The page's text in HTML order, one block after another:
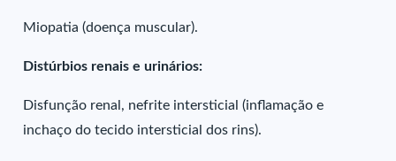
Miopatia (doença muscular).
Distúrbios renais e urinários:
Disfunção renal, nefrite intersticial (inflamação e
inchaço do tecido intersticial dos rins).